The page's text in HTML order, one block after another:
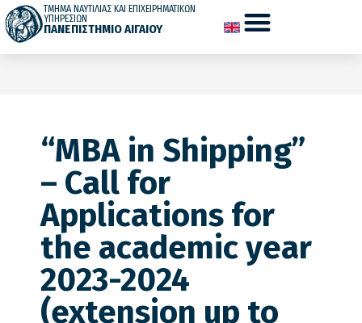
ΤΜΗΜΑ ΝΑΥΤΙΛΙΑΣ ΚΑΙ ΕΠΙΧΕΙΡΗΜΑΤΙΚΩΝ
ΥΠΗΡΕΣΙΩΝ
ΠΑΝΕΠΙΣΤΗΜΙΟ ΑΙΓΑΙΟΥ
“MBA in Shipping”
– Call for
Applications for
the academic year
2023-2024
(extension up to